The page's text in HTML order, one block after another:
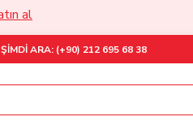
ŞIMDI ARA: (+90) 212 695 68 38